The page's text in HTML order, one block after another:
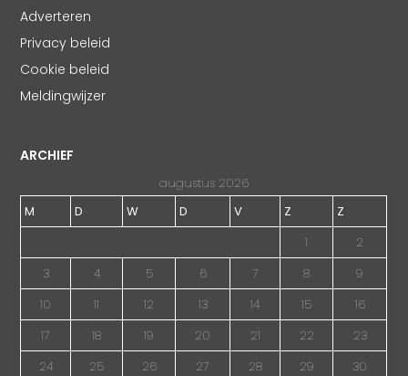
Adverteren
Privacy beleid
Cookie beleid
Meldingwijzer
ARCHIEF
augustus 2026
M
D W D V Z
Z
1
2
3
4 5 6 7 8
9
10
11 12 13 14 15
16
17
18 19 20 21 22
23
24
25 26 27 28 29
30